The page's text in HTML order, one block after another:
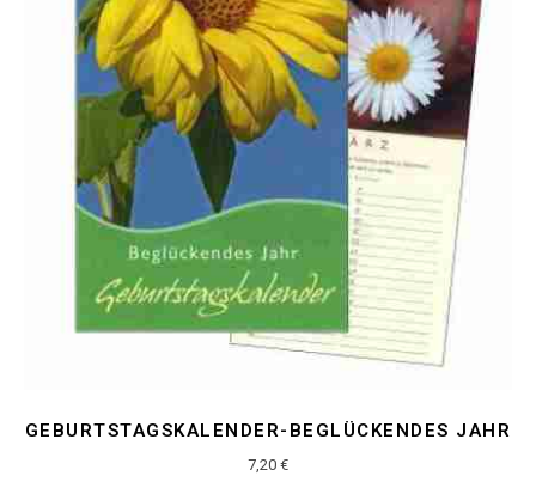
GEBURTSTAGSKALENDER-BEGLÜCKENDES JAHR
7,20 €